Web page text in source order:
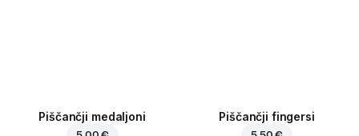
Piščančji medaljoni Piščančji fingersi